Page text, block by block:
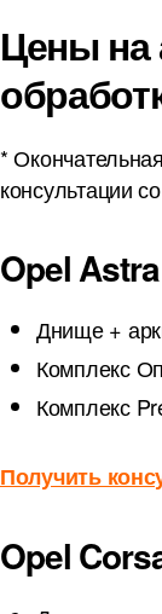
Цены на
*
консультации
Opel Astra
Днище +
Комплекс
Комплекс
Получить
Opel